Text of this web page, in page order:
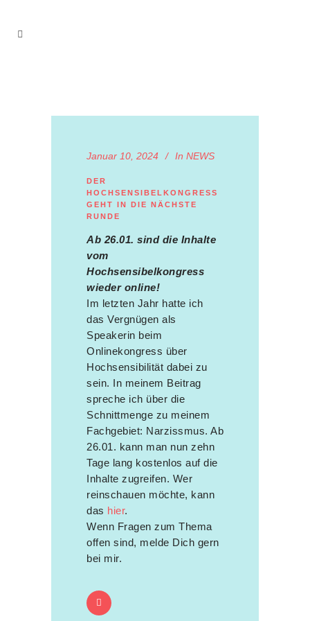
Januar 10, 2024 In NEWS
DER
HOCHSENSIBELKONGRESS
GEHT IN DIE NÄCHSTE
RUNDE
Ab 26.01. sind die Inhalte
vom
Hochsensibelkongress
wieder online!
Im letzten Jahr hatte ich
das Vergnügen als
Speakerin beim
Onlinekongress über
Hochsensibilität dabei zu
sein. In meinem Beitrag
spreche ich über die
Schnittmenge zu meinem
Fachgebiet: Narzissmus. Ab
26.01. kann man nun zehn
Tage lang kostenlos auf die
Inhalte zugreifen. Wer
reinschauen möchte, kann
das hier.
Wenn Fragen zum Thema
offen sind, melde Dich gern
bei mir.